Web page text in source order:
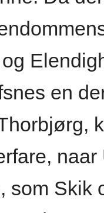
en
som Skik